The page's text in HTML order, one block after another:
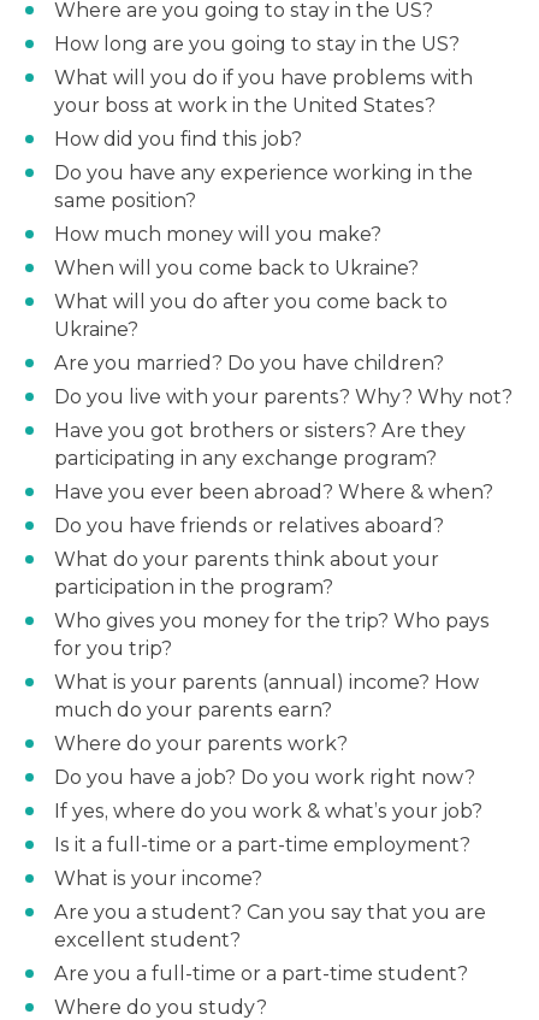
Where are you going to stay in the US?
How long are you going to stay in the US?
What will you do if you have problems with
your boss at work in the United States?
How did you find this job?
Do you have any experience working in the
same position?
How much money will you make?
When will you come back to Ukraine?
What will you do after you come back to
Ukraine?
Are you married? Do you have children?
Do you live with your parents? Why? Why not?
Have you got brothers or sisters? Are they
participating in any exchange program?
Have you ever been abroad? Where & when?
Do you have friends or relatives aboard?
What do your parents think about your
participation in the program?
Who gives you money for the trip? Who pays
for you trip?
What is your parents (annual) income? How
much do your parents earn?
Where do your parents work?
Do you have a job? Do you work right now?
If yes, where do you work & what’s your job?
Is it a full-time or a part-time employment?
What is your income?
Are you a student? Can you say that you are
excellent student?
Are you a full-time or a part-time student?
Where do you study?